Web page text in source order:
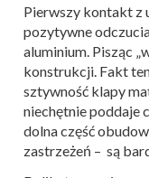
Pierwszy kontakt z
pozytywne
aluminium. Pisząc
konstrukcji. Fakt
sztywność klapy
niechętnie poddaje
dolna część
zastrzeżeń – są